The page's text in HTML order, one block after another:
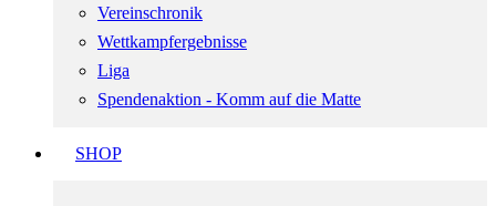
Vereinschronik
Wettkampfergebnisse
Liga
Spendenaktion - Komm auf die Matte
SHOP